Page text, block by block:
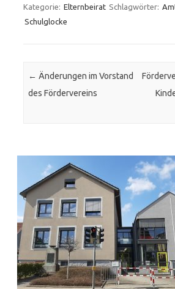
Kategorie: Elternbeirat Schlagwörter:
Schulglocke
Beitrags-Navigation
← Änderungen im Vorstand
des Fördervereins